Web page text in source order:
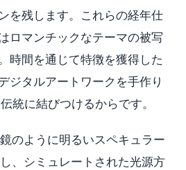
を残します。これらの経年仕
ロマンチックなテーマの被写
時間を通じて特徴を獲得した
ジタルアートワークを手作り
統に結びつけるからです。
のように明るいスペキュラー
、シミュレートされた光源方